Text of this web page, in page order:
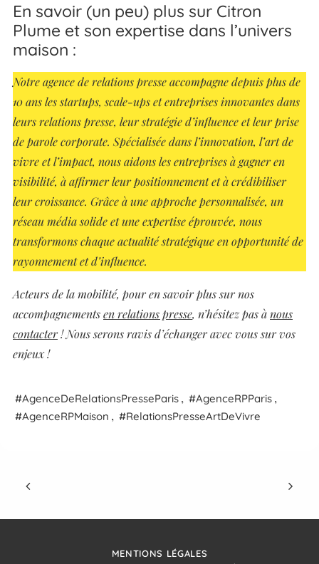
En savoir (un peu) plus sur Citron
Plume et son expertise dans l’univers
maison :
Notre agence de relations presse accompagne depuis plus de
10 ans les startups, scale-ups et entreprises innovantes dans
leurs relations presse, leur stratégie d’influence et leur prise
de parole corporate. Spécialisée dans l’innovation, l’art de
vivre et l’impact, nous aidons les entreprises à gagner en
visibilité, à affirmer leur positionnement et à crédibiliser
leur croissance. Grâce à une approche personnalisée, un
réseau média solide et une expertise éprouvée, nous
transformons chaque actualité stratégique en opportunité de
rayonnement et d’influence.
Acteurs de la mobilité, pour en savoir plus sur nos
accompagnementsen relations presse, n’hésitez pas ànous
contacter! Nous serons ravis d’échanger avec vous sur vos
enjeux !
AgenceDeRelationsPresseParis , AgenceRPParis ,
AgenceRPMaison , RelationsPresseArtDeVivre
MENTIONS LÉGALES